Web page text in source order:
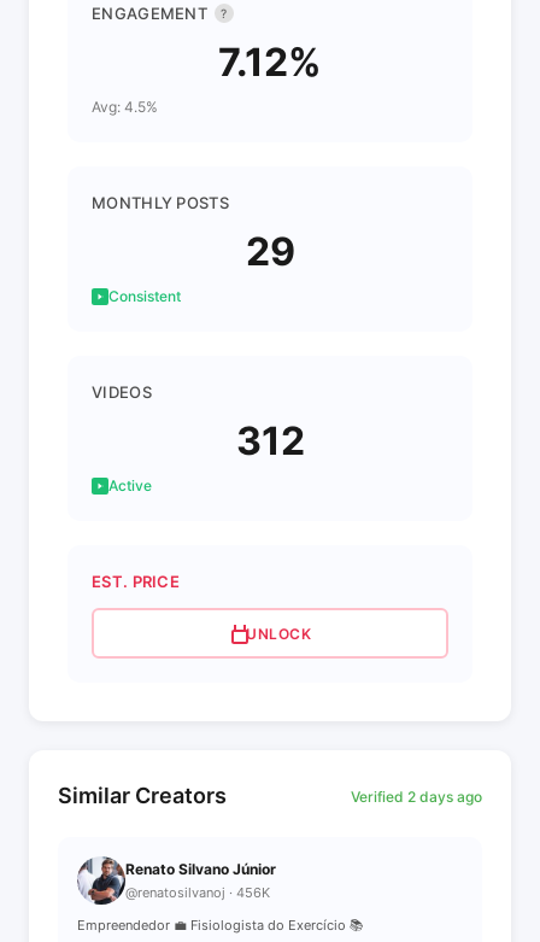
ENGAGEMENT ?
7.12%
Avg: 4.5%
MONTHLY POSTS
29
Consistent
VIDEOS
312
Active
EST. PRICE
UNLOCK
Similar Creators Verified 2 days ago
Renato Silvano Júnior
@renatosilvanoj · 456K
Empreendedor 💼 Fisiologista do Exercício 📚